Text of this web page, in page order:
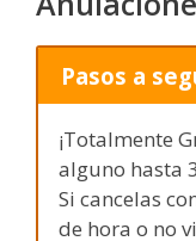
Pasos a
¡Totalmente
alguno hasta
Si cancelas
de hora o no